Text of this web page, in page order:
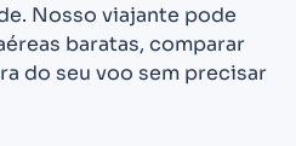
Nosso viajante pode
baratas, comparar
do seu voo sem precisar